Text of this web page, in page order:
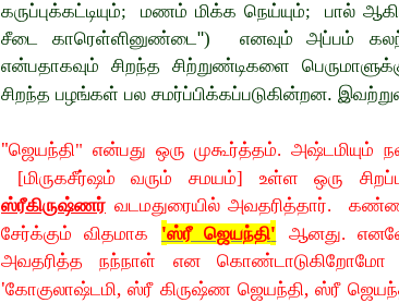
கருப்புக்கட்டியும்; மணம் மிக்க நெய்யும்;பால்
சீடை காரெள்ளினுண்டை") எனவும்
அப்பம்
என்பதாகவும் சிறந்த சிற்றுண்டிகளை
சிறந்த பழங்கள் பல சமர்ப்பிக்கப்படுகின்றன. இவற்றுள்
"ஜெயந்தி" என்பது ஒரு முகூர்த்தம். அஷ்டமியும்
[மிருகசீர்ஷம்
வரும் சமயம்] உள்ள ஒரு
ஸ்ரீகிருஷ்ணர் வடமதுரையில் அவதரித்தார்.
சேர்க்கும் விதமாக 'ஸ்ரீ ஜெயந்தி' ஆனது.
அவதரித்த நந்நாள் என கொண்டாடுகிறோமோ
'கோகுலாஷ்டமி,ஸ்ரீ கிருஷ்ண ஜெயந்தி,ஸ்ரீ